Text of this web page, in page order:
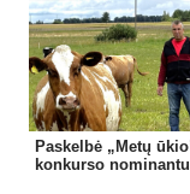
Paskelbė „Metų
konkurso